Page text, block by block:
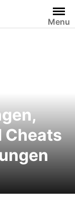
Menu
Cheats